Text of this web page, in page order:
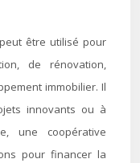
être utilisé pour
de rénovation,
immobilier. Il
innovants ou à
une coopérative
pour financer la